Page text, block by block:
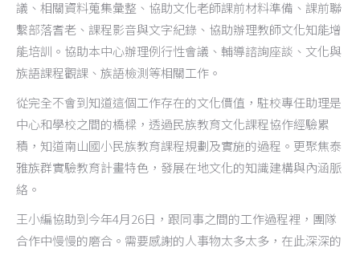
議、相關資料蒐集彙整、協助文化老師課前材料準備、課前聯
繫部落耆老、課程影音與文字紀錄、協助辦理教師文化知能增
能培訓。協助本中心辦理例行性會議、輔導諮詢座談、文化與
族語課程觀課、族語檢測等相關工作。
從完全不會到知道這個工作存在的文化價值，駐校專任助理是
中心和學校之間的橋樑，透過民族教育文化課程協作經驗累
積，知道南山國小民族教育課程規劃及實施的過程。更聚焦泰
雅族群實驗教育計畫特色，發展在地文化的知識建構與內涵脈
絡。
王小編協助到今年4月26日，跟同事之間的工作過程裡，團隊
合作中慢慢的磨合。需要感謝的人事物太多太多，在此深深的